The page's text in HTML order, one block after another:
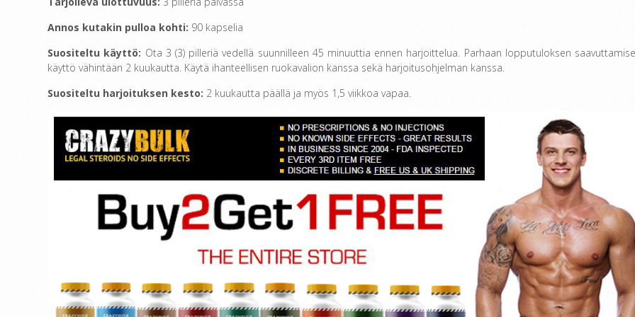
Annos kutakin pulloa kohti: 90 kapselia
Suositeltu käyttö: Ota 3 (3) pilleriä vedellä suunnilleen 45 minuuttia ennen harjoittelua. Parhaan lopputuloksen
käyttö vähintään 2 kuukautta. Käytä ihanteellisen ruokavalion kanssa sekä harjoitusohjelman kanssa.
Suositeltu harjoituksen kesto: 2 kuukautta päällä ja myös 1,5 viikkoa vapaa.